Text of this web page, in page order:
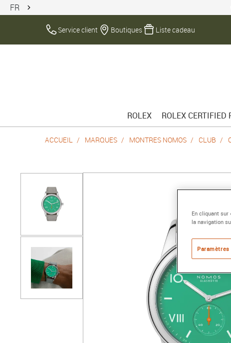
FR
Service client Boutiques Liste cadeau
ROLEX ROLEX CERTIFIED
ACCUEIL MARQUES MONTRES NOMOS CLUB
En cliquant
la navigation